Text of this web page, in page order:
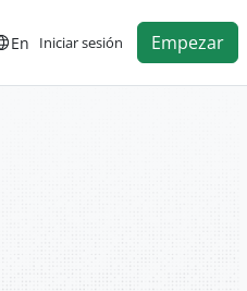
En Iniciar sesión Empezar